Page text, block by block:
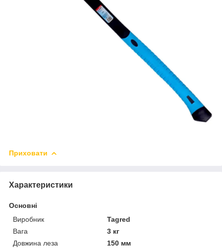
Приховати
Характеристики
Основні
Виробник
Tagred
Вага
3 кг
Довжина леза
150 мм